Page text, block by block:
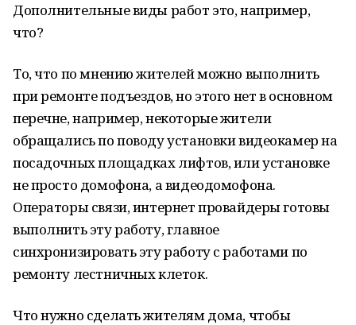
Дополнительные виды работ это, например,
что?
То, что по мнению жителей можно выполнить
при ремонте подъездов, но этого нет в основном
перечне, например, некоторые жители
обращались по поводу установки видеокамер на
посадочных площадках лифтов, или установке
не просто домофона, а видеодомофона.
Операторы связи, интернет провайдеры готовы
выполнить эту работу, главное
синхронизировать эту работу с работами по
ремонту лестничных клеток.
Что нужно сделать жителям дома, чтобы